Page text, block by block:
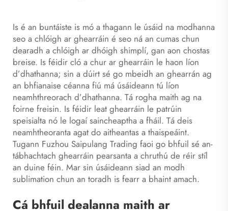
Is é an buntáiste is mó a thagann le úsáid na modhanna
seo a chlóigh ar ghearráin é seo ná an cumas chun
dearadh a chlóigh ar dhóigh shimplí, gan aon chostas
breise. Is féidir cló a chur ar ghearráin le haon líon
d’dhathanna; sin a dúirt sé go mbeidh an ghearrán ag
an bhfianaise céanna fiú má úsáideann tú líon
neamhthreorach d’dhathanna. Tá rogha maith ag na
foirne freisin. Is féidir leat ghearráin le patrúin
speisialta nó le logaí saincheaptha a fháil. Tá deis
neamhtheoranta agat do aitheantas a thaispeáint.
Tugann Fuzhou Saipulang Trading faoi go bhfuil sé an-
tábhachtach ghearráin pearsanta a chruthú de réir stíl
an duine féin. Mar sin úsáideann siad an modh
sublimation chun an toradh is fearr a bhaint amach.
Cá bhfuil dealanna maith ar